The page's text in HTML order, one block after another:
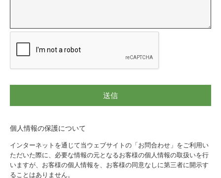
個人情報の保護について
インターネットを通じて当ウェブサイトの「お問合わせ」をご利用い
ただいた際に、必要な情報の元となるお客様の個人情報の取扱いを行
いますが、お客様の個人情報を、お客様の同意なしに第三者に開示す
ることはありません。